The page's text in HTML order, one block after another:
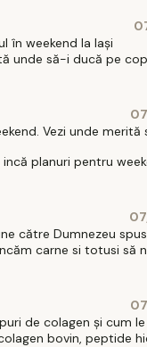
în weekend la Iași
unde să-i ducă pe
Vezi unde merită
planuri pentru
către Dumnezeu
carne si totusi să
de colagen și cum
bovin, peptide